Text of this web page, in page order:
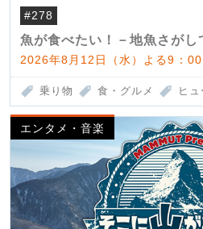
（クロマグロ）
#278
魚が食べたい！－地魚さがし
2026年8月12日（水）よる9：
乗り物 食・グルメ ヒ
エンタメ・音楽